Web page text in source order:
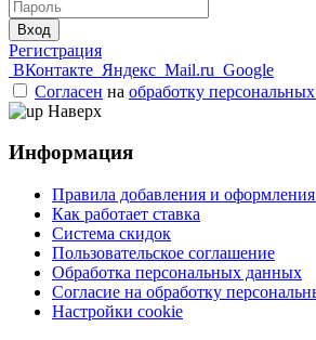
Вход
Регистрация
ВКонтакте Яндекс Mail.ru Google
Согласен на обработку
Наверх
Информация
Правила добавления и оформления
Как работает ставка
Система скидок
Пользовательское соглашение
Обработка персональных данных
Согласие на обработку
Настройки cookie